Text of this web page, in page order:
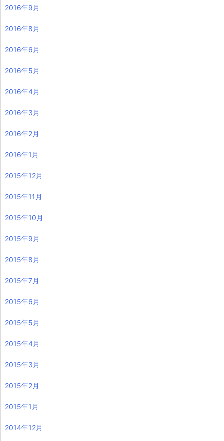
2016年9月
2016年8月
2016年6月
2016年5月
2016年4月
2016年3月
2016年2月
2016年1月
2015年12月
2015年11月
2015年10月
2015年9月
2015年8月
2015年7月
2015年6月
2015年5月
2015年4月
2015年3月
2015年2月
2015年1月
2014年12月